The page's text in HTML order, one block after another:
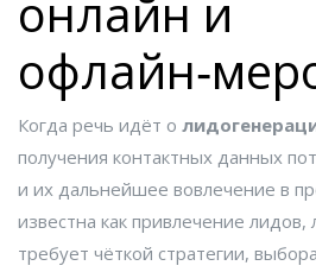
онлайн и
Когда речь идёт о
получения контактных данных
и их дальнейшее вовлечение в
известна как привлечение лидов,
требует чёткой стратегии,